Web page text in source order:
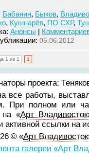
Бабанин, Быков,
, Кушнарёв, ПО СХР,
Анонсы |
05.06.2012
1 из 1 1
проекта:
все работы,
При полном или
на «Арт Владивосток
активной ссылки на
© «Арт Владивосток
галереи «Арт